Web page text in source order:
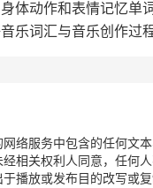
体动作和表情记忆单词
乐词汇与音乐创作过程
络服务中包含的任何文
相关权利人同意，任何
播放或发布目的改写或